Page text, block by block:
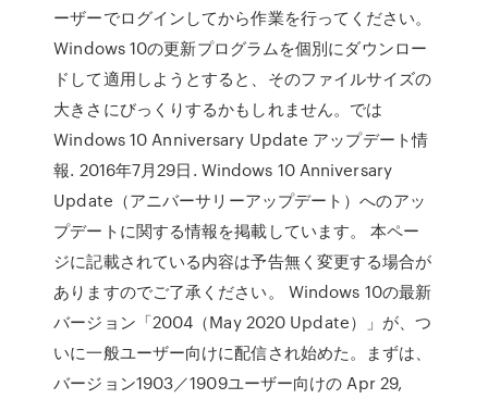
ーザーでログインしてから作業を行ってください。
Windows 10の更新プログラムを個別にダウンロー
ドして適用しようとすると、そのファイルサイズの
大きさにびっくりするかもしれません。では
Windows 10 Anniversary Update アップデート情
報. 2016年7月29日. Windows 10 Anniversary
Update（アニバーサリーアップデート）へのアッ
プデートに関する情報を掲載しています。 本ペー
ジに記載されている内容は予告無く変更する場合が
ありますのでご了承ください。 Windows 10の最新
バージョン「2004（May 2020 Update）」が、つ
いに一般ユーザー向けに配信され始めた。まずは、
バージョン1903／1909ユーザー向けの Apr 29,